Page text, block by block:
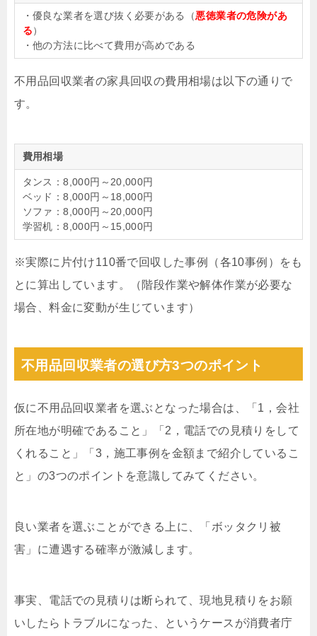
・優良な業者を選び抜く必要がある（悪徳業者の危険があ
る）
・他の方法に比べて費用が高めである
不用品回収業者の家具回収の費用相場は以下の通りで
す。
費用相場
タンス：8,000円～20,000円
ベッド：8,000円～18,000円
ソファ：8,000円～20,000円
学習机：8,000円～15,000円
※実際に片付け110番で回収した事例（各10事例）をも
とに算出しています。（階段作業や解体作業が必要な
場合、料金に変動が生じています）
不用品回収業者の選び方3つのポイント
仮に不用品回収業者を選ぶとなった場合は、「1，会社
所在地が明確であること」「2，電話での見積りをして
くれること」「3，施工事例を金額まで紹介しているこ
と」の3つのポイントを意識してみてください。
良い業者を選ぶことができる上に、「ボッタクリ被
害」に遭遇する確率が激減します。
事実、電話での見積りは断られて、現地見積りをお願
いしたらトラブルになった、というケースが消費者庁